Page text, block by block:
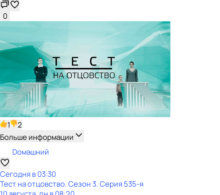
0
1
2
Больше информации
Dомашний
Сегодня в 03:30
Тест на отцовство. Сезон 3. Серия 535-я